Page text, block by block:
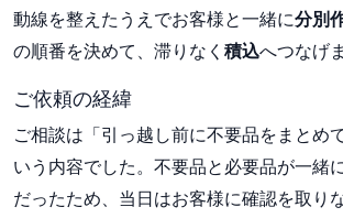
動線を整えたうえでお客様と一緒に分別
の順番を決めて、滞りなく 積込へつなげ
ご依頼の経緯
ご相談は「引っ越し前に不要品をまとめ
いう内容でした。不要品と必要品が一緒
だったため、当日はお客様に確認を取り